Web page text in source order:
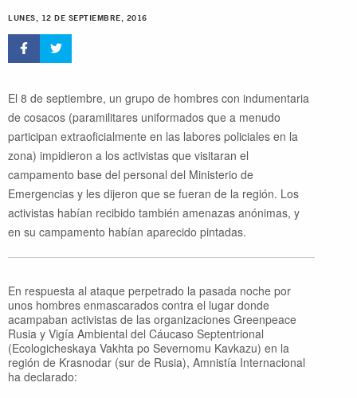
LUNES, 12 DE SEPTIEMBRE, 2016
El 8 de septiembre, un grupo de hombres con indumentaria
de cosacos (paramilitares uniformados que a menudo
participan extraoficialmente en las labores policiales en la
zona) impidieron a los activistas que visitaran el
campamento base del personal del Ministerio de
Emergencias y les dijeron que se fueran de la región. Los
activistas habían recibido también amenazas anónimas, y
en su campamento habían aparecido pintadas.
En respuesta al ataque perpetrado la pasada noche por
unos hombres enmascarados contra el lugar donde
acampaban activistas de las organizaciones Greenpeace
Rusia y Vigía Ambiental del Cáucaso Septentrional
(Ecologicheskaya Vakhta po Severnomu Kavkazu) en la
región de Krasnodar (sur de Rusia), Amnistía Internacional
ha declarado: